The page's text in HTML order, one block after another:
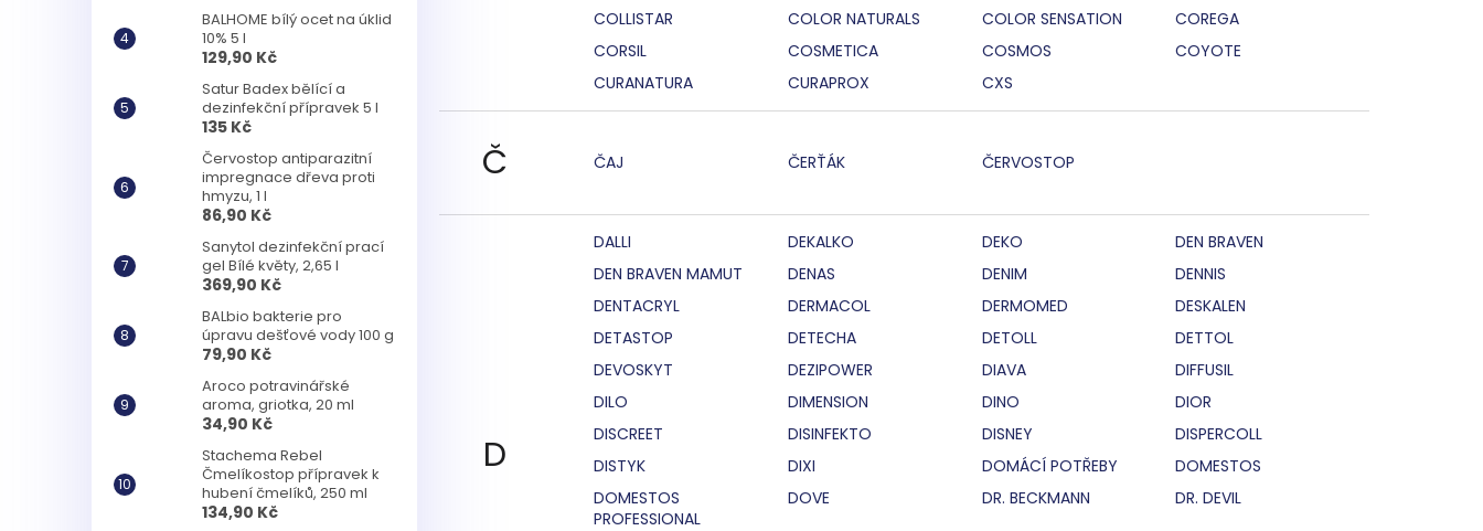
BALHOME bílý ocet na úklid
10% 5 l
129,90 Kč
Satur Badex bělící a
dezinfekční přípravek 5 l
135 Kč
Červostop antiparazitní
impregnace dřeva proti
hmyzu, 1 l
86,90 Kč
Sanytol dezinfekční prací
gel Bílé květy, 2,65 l
369,90 Kč
BALbio bakterie pro
úpravu dešťové vody 100 g
79,90 Kč
Aroco potravinářské
aroma, griotka, 20 ml
34,90 Kč
Stachema Rebel
Čmelíkostop přípravek k
hubení čmelíků, 250 ml
134,90 Kč
COLLISTAR
COLOR NATURALS COLOR SENSATION
COREGA
CORSIL
COSMETICA COSMOS
COYOTE
CURANATURA
CURAPROX CXS
Č ČAJ ČERŤÁK ČERVOSTOP
D
DALLI DEKALKO DEKO
DEN BRAVEN
DEN BRAVEN MAMUT
DENAS DENIM
DENNIS
DENTACRYL
DERMACOL DERMOMED
DESKALEN
DETASTOP
DETECHA DETOLL
DETTOL
DEVOSKYT
DEZIPOWER DIAVA
DIFFUSIL
DILO
DIMENSION DINO
DIOR
DISCREET
DISINFEKTO DISNEY
DISPERCOLL
DISTYK
DIXI DOMÁCÍ POTŘEBY
DOMESTOS
DOMESTOS
PROFESSIONAL
DOVE DR. BECKMANN DR. DEVIL